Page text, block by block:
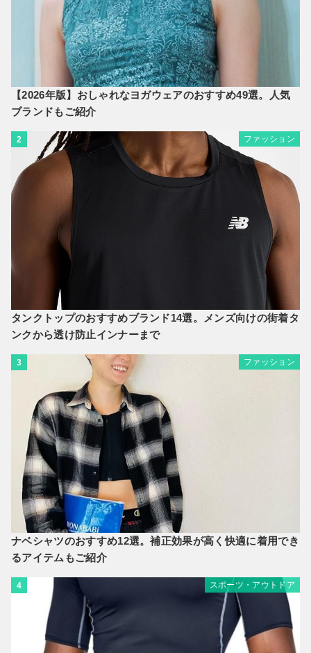
【2026年版】おしゃれなヨガウェアのおすすめ49選。人気
ブランドもご紹介
2 ファッション
タンクトップのおすすめブランド14選。メンズ向けの街着タ
ンクから透け防止インナーまで
3 ファッション
ナベシャツのおすすめ12選。補正効果が高く快適に着用でき
るアイテムもご紹介
4 スポーツ・アウトドア